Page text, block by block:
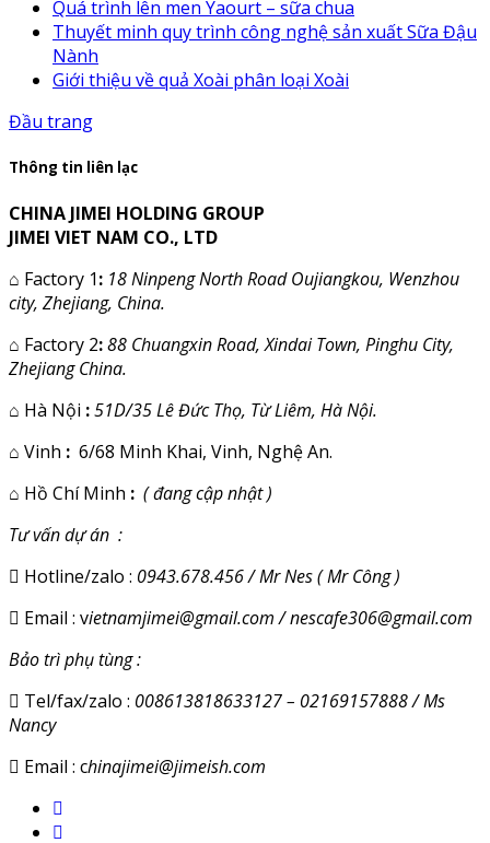
Quá trình lên men Yaourt – sữa chua
Thuyết minh quy trình công nghệ sản xuất Sữa Đậu
Nành
Giới thiệu về quả Xoài phân loại Xoài
Đầu trang
Thông tin liên lạc
CHINA JIMEI HOLDING GROUP
JIMEI VIET NAM CO., LTD
⌂ Factory 1: 18 Ninpeng North Road Oujiangkou, Wenzhou
city, Zhejiang, China.
⌂ Factory 2:88 Chuangxin Road, Xindai Town, Pinghu City,
Zhejiang China.
⌂ Hà Nội :51D/35 Lê Đức Thọ, Từ Liêm, Hà Nội.
⌂ Vinh : 6/68 Minh Khai, Vinh, Nghệ An.
⌂ Hồ Chí Minh : ( đang cập nhật )
Tư vấn dự án :
Hotline/zalo : 0943.678.456 / Mr Nes ( Mr Công )
Email : vietnamjimei@gmail.com / nescafe306@gmail.com
Bảo trì phụ tùng :
Tel/fax/zalo : 008613818633127 – 02169157888 / Ms
Nancy
Email : chinajimei@jimeish.com